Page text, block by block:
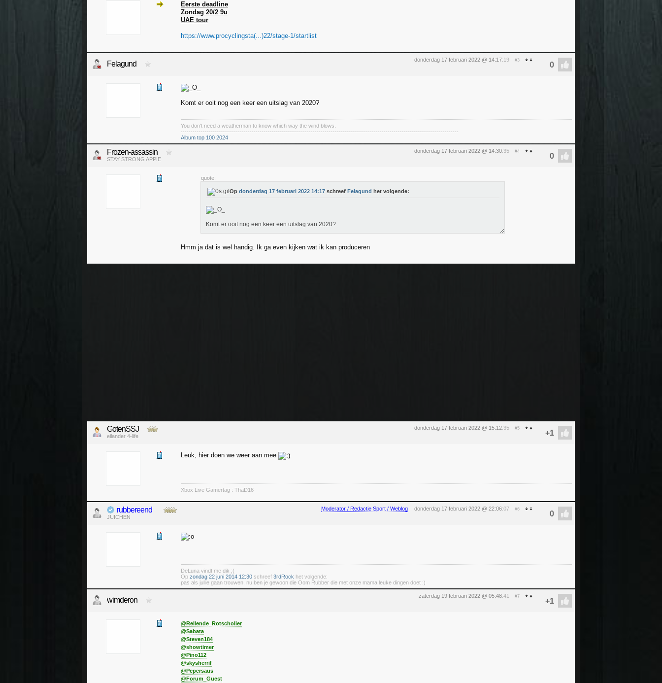
Eerste deadline
Zondag 20/2 9u
UAE tour
https://www.procyclingsta(...)22/stage-1/startlist
donderdag 17 februari 2022 @ 14:17:19 #3
Felagund
Komt er ooit nog een keer een uitslag van 2020?
You don't need a weatherman to know which way the wind blows.
---------------------------------------------------------------------------------------------------------------------------------------------
Album top 100 2024
donderdag 17 februari 2022 @ 14:30:35 #4
Frozen-assassin
STAY STRONG APPIE
quote:
Op donderdag 17 februari 2022 14:17 schreef Felagund het volgende:
Komt er ooit nog een keer een uitslag van 2020?
Hmm ja dat is wel handig. Ik ga even kijken wat ik kan produceren
donderdag 17 februari 2022 @ 15:12:35 #5
GotenSSJ
eilander 4-life
Leuk, hier doen we weer aan mee
Xbox Live Gamertag : ThaD16
Moderator / Redactie Sport / Weblog donderdag 17 februari 2022 @ 22:06:07 #6
rubbereend
JUICHEN
DeLuna vindt me dik ;(
Op zondag 22 juni 2014 12:30 schreef 3rdRock het volgende:
pas als jullie gaan trouwen. nu ben je gewoon die Oom Rubber die met onze mama leuke dingen doet :)
zaterdag 19 februari 2022 @ 05:48:41 #7
wimderon
@Rellende_Rotscholier
@Sabata
@Steven184
@showtimer
@Pino112
@skysherrif
@Pepersaus
@Forum_Guest